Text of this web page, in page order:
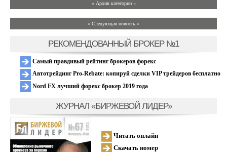
» Архив категории «
» Следующая новость »
РЕКОМЕНДОВАННЫЙ БРОКЕР №1
Самый правдивый рейтинг брокеров форекс
Автотрейдинг Pro-Rebate: копируй сделки VIP трейдеров бесплатно
Nord FX лучший форекс брокер 2019 года
ЖУРНАЛ «БИРЖЕВОЙ ЛИДЕР»
Читать онлайн
Скачать номер